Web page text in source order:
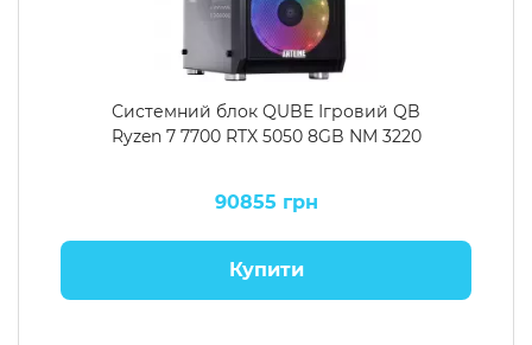
Системний блок QUBE Ігровий QB
Ryzen 7 7700 RTX 5050 8GB NM 3220
90855 грн
Купити